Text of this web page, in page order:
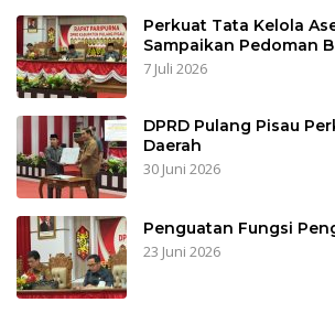
Perkuat Tata Kelola
Sampaikan Pedoman
7 Juli 2026
DPRD Pulang Pisau
Daerah
30 Juni 2026
Penguatan Fungsi
23 Juni 2026